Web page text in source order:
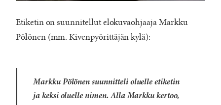
Etiketin on suunnitellut elokuvaohjaaja Markku
Pölönen (mm. Kivenpyörittäjän kylä):
Markku Pölönen suunnitteli oluelle etiketin
ja keksi oluelle nimen. Alla Markku kertoo,